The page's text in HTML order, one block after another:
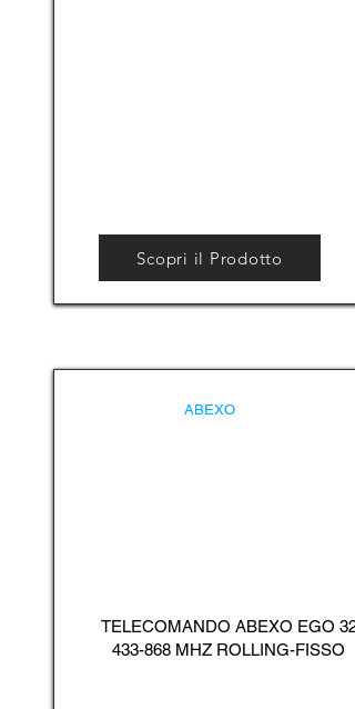
Scopri il Prodotto
ABEXO
TELECOMANDO ABEXO EGO 32
433-868 MHZ ROLLING-FISSO